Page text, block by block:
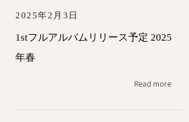
2025年2月3日
1stフルアルバムリリース予定 2025
年春
Read more